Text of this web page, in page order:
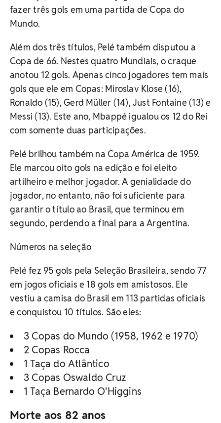
fazer três gols em uma partida de Copa do
Mundo.
Além dos três títulos, Pelé também disputou a
Copa de 66. Nestes quatro Mundiais, o craque
anotou 12 gols. Apenas cinco jogadores tem mais
gols que ele em Copas: Miroslav Klose (16),
Ronaldo (15), Gerd Müller (14), Just Fontaine (13) e
Messi (13). Este ano, Mbappé igualou os 12 do Rei
com somente duas participações.
Pelé brilhou também na Copa América de 1959.
Ele marcou oito gols na edição e foi eleito
artilheiro e melhor jogador. A genialidade do
jogador, no entanto, não foi suficiente para
garantir o título ao Brasil, que terminou em
segundo, perdendo a final para a Argentina.
Números na seleção
Pelé fez 95 gols pela Seleção Brasileira, sendo 77
em jogos oficiais e 18 gols em amistosos. Ele
vestiu a camisa do Brasil em 113 partidas oficiais
e conquistou 10 títulos. São eles:
3 Copas do Mundo (1958, 1962 e 1970)
2 Copas Rocca
1 Taça do Atlântico
3 Copas Oswaldo Cruz
1 Taça Bernardo O'Higgins
Morte aos 82 anos